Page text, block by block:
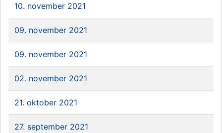
10. november 2021
09. november 2021
09. november 2021
02. november 2021
21. oktober 2021
27. september 2021